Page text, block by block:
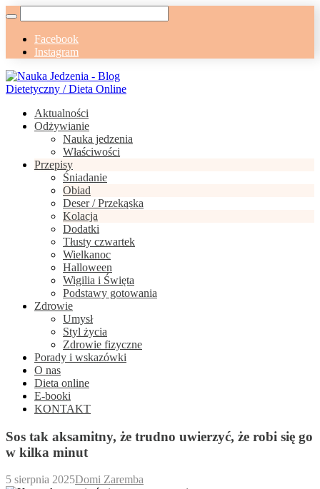
Facebook
Instagram
Aktualności
Odżywianie
Nauka jedzenia
Właściwości
Przepisy
Śniadanie
Obiad
Deser / Przekąska
Kolacja
Dodatki
Tłusty czwartek
Wielkanoc
Halloween
Wigilia i Święta
Podstawy gotowania
Zdrowie
Umysł
Styl życia
Zdrowie fizyczne
Porady i wskazówki
O nas
Dieta online
E-booki
KONTAKT
Sos tak aksamitny, że trudno uwierzyć, że robi się go
w kilka minut
5 sierpnia 2025Domi Zaremba